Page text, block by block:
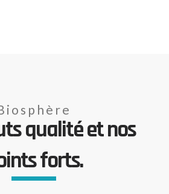
qualité et nos
forts.